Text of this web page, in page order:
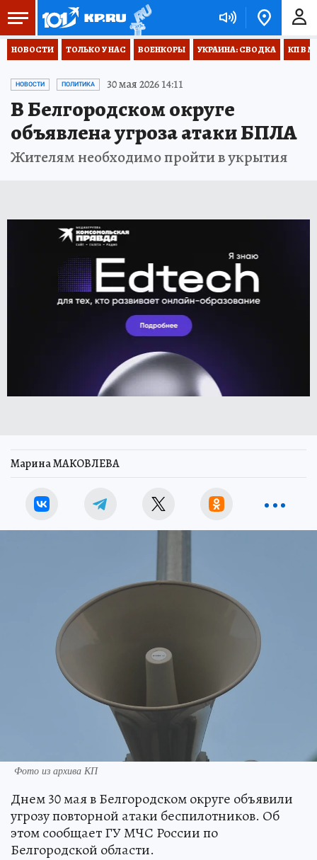
НОВОСТИ ТОЛЬКО У НАС ВОЕНКОРЫ УКРАИНА: СВОДКА КП В
НОВОСТИ ПОЛИТИКА 30 мая 2026 14:11
В Белгородском округе
объявлена угроза атаки БПЛА
Жителям необходимо пройти в укрытия
Марина МАКОВЛЕВА
Фото из архива КП
Днем 30 мая в Белгородском округе объявили
угрозу повторной атаки беспилотников. Об
этом сообщает ГУ МЧС России по
Белгородской области.